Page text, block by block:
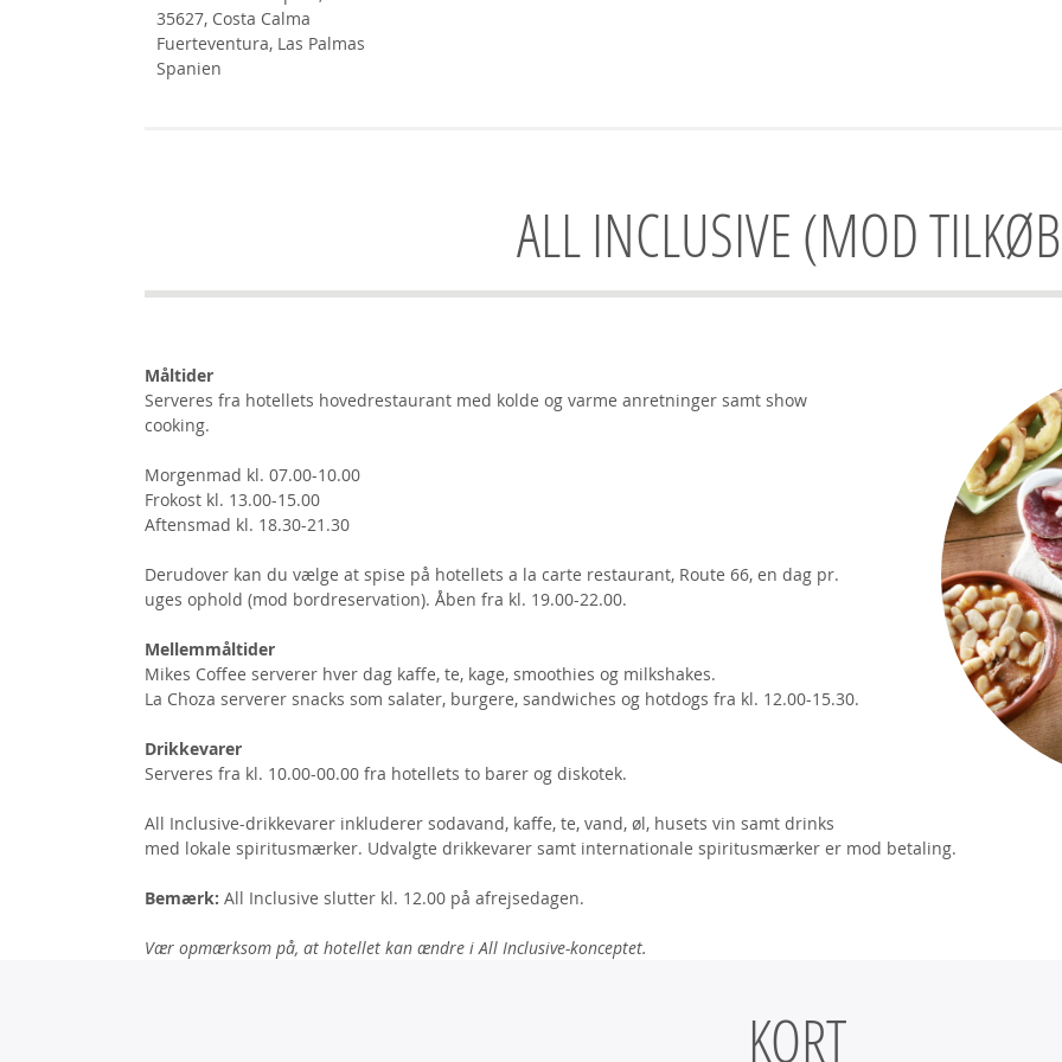
35627, Costa Calma
Fuerteventura, Las Palmas
Spanien
ALL INCLUSIVE (MOD
Måltider
Serveres fra hotellets hovedrestaurant med kolde og varme anretninger samt show
cooking.
Morgenmad kl. 07.00-10.00
Frokost kl. 13.00-15.00
Aftensmad kl. 18.30-21.30
Derudover kan du vælge at spise på hotellets a la carte restaurant, Route 66, en dag pr.
uges ophold (mod bordreservation). Åben fra kl. 19.00-22.00.
Mellemmåltider
Mikes Coffee serverer hver dag kaffe, te, kage, smoothies og milkshakes.
La Choza serverer snacks som salater, burgere, sandwiches og hotdogs fra kl. 12.00-15.30.
Drikkevarer
Serveres fra kl. 10.00-00.00 fra hotellets to barer og diskotek.
All Inclusive-drikkevarer inkluderer sodavand, kaffe, te, vand, øl, husets vin samt drinks
med lokale spiritusmærker. Udvalgte drikkevarer samt internationale spiritusmærker er mod betaling.
Bemærk: All Inclusive slutter kl. 12.00 på afrejsedagen.
Vær opmærksom på, at hotellet kan ændre i All Inclusive-konceptet.
KORT